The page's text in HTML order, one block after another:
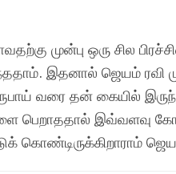
முன்பு ஒரு சில
ம். இதனால் ஜெயம் ரவி
வரை தன் கையில்
பெறாததால் இவ்வளவு
கொண்டிருக்கிறாராம்